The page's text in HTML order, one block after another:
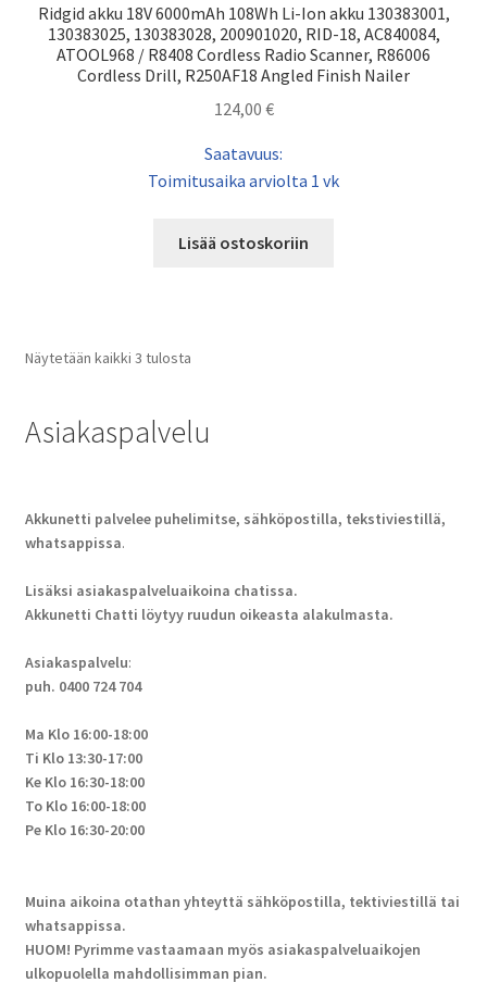
Ridgid akku 18V 6000mAh 108Wh Li-Ion akku 130383001,
130383025, 130383028, 200901020, RID-18, AC840084,
ATOOL968 / R8408 Cordless Radio Scanner, R86006
Cordless Drill, R250AF18 Angled Finish Nailer
124,00 €
Saatavuus:
Toimitusaika arviolta 1 vk
Lisää ostoskoriin
Näytetään kaikki 3 tulosta
Asiakaspalvelu
Akkunetti palvelee puhelimitse, sähköpostilla, tekstiviestillä,
whatsappissa.
Lisäksi asiakaspalveluaikoina chatissa.
Akkunetti Chatti löytyy ruudun oikeasta alakulmasta.
Asiakaspalvelu:
puh. 0400 724 704
Ma Klo 16:00-18:00
Ti Klo 13:30-17:00
Ke Klo 16:30-18:00
To Klo 16:00-18:00
Pe Klo 16:30-20:00
Muina aikoina otathan yhteyttä sähköpostilla, tektiviestillä tai
whatsappissa.
HUOM! Pyrimme vastaamaan myös asiakaspalveluaikojen
ulkopuolella mahdollisimman pian.